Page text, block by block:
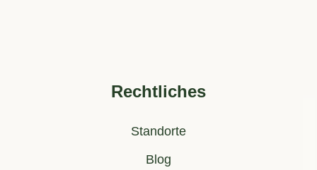
Rechtliches
Standorte
Blog